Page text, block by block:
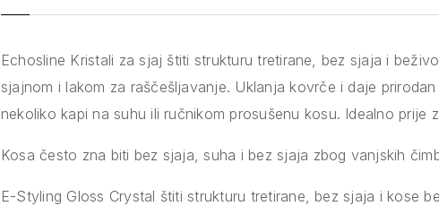
Echosline Kristali za sjaj štiti strukturu tretirane, bez sjaja i
sjajnom i lakom za raščešljavanje. Uklanja kovrče i daje
nekoliko kapi na suhu ili ručnikom prosušenu kosu. Idealno prije
Kosa često zna biti bez sjaja, suha i bez sjaja zbog vanjskih
E-Styling Gloss Crystal štiti strukturu tretirane, bez sjaja i kose